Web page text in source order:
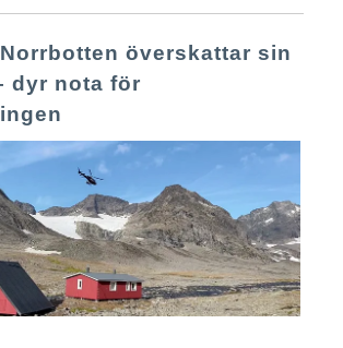
överskattar sin
dyr nota för